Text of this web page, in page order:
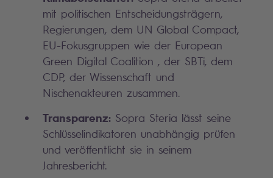
mit politischen Entscheidungsträgern,
Regierungen, dem UN Global Compact,
EU-Fokusgruppen wie der European
Green Digital Coalition , der SBTi, dem
CDP, der Wissenschaft und
Nischenakteuren zusammen.
Transparenz: Sopra Steria lässt seine
Schlüsselindikatoren unabhängig prüfen
und veröffentlicht sie in seinem
Jahresbericht.